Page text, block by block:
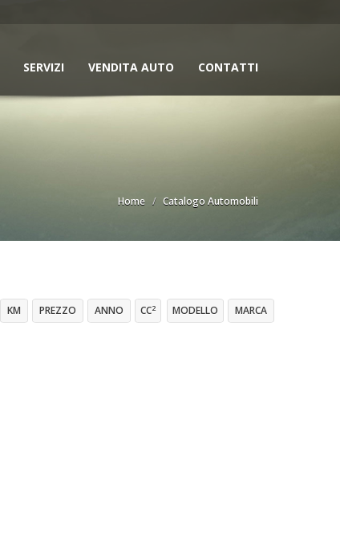
SERVIZI VENDITA AUTO CONTATTI
Home Catalogo Automobili
MARCA
MODELLO
CC2
ANNO
PREZZO
KM